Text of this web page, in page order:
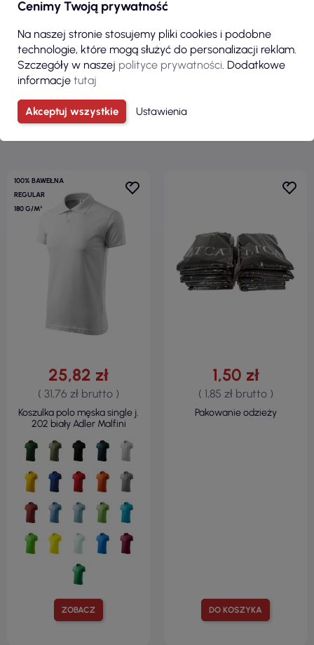
Zobacz wszystkie produkty z kategorii
KLIENCI, KTÓRZY ZAKUPILI TEN
PRODUKT, KUPILI RÓWNIEŻ:
100% BAWEŁNA
REGULAR
180 G/M²
ZOBACZ
25,82 zł
( 31,76 zł brutto )
Koszulka polo męska single j.
202 biały Adler Malfini
DO KOSZYKA
1,50 zł
( 1,85 zł brutto )
Pakowanie odzieży
Cenimy Twoją prywatność
Na naszej stronie stosujemy pliki cookies i podobne
technologie, które mogą służyć do personalizacji reklam.
Szczegóły w naszej polityce prywatności. Dodatkowe
informacje tutaj
Akceptuj wszystkie Ustawienia